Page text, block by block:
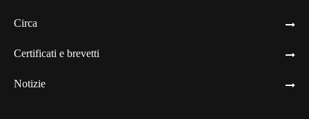
Circa
Certificati e brevetti
Notizie